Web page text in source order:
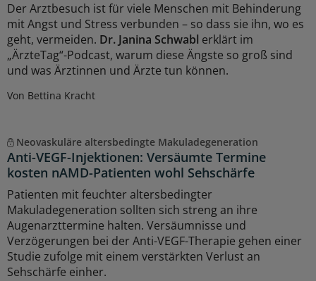
Der Arztbesuch ist für viele Menschen mit Behinderung
mit Angst und Stress verbunden – so dass sie ihn, wo es
geht, vermeiden. Dr. Janina Schwabl erklärt im
„ÄrzteTag“-Podcast, warum diese Ängste so groß sind
und was Ärztinnen und Ärzte tun können.
Von Bettina Kracht
Neovaskuläre altersbedingte Makuladegeneration
Anti-VEGF-Injektionen: Versäumte Termine
kosten nAMD-Patienten wohl Sehschärfe
Patienten mit feuchter altersbedingter
Makuladegeneration sollten sich streng an ihre
Augenarzttermine halten. Versäumnisse und
Verzögerungen bei der Anti-VEGF-Therapie gehen einer
Studie zufolge mit einem verstärkten Verlust an
Sehschärfe einher.